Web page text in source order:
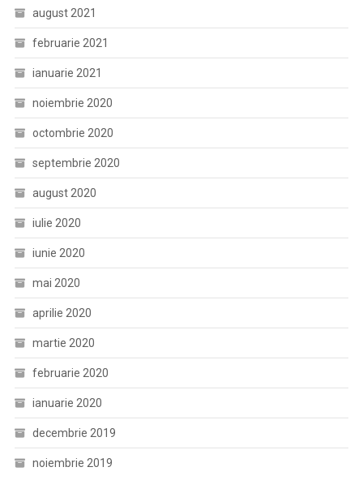
august 2021
februarie 2021
ianuarie 2021
noiembrie 2020
octombrie 2020
septembrie 2020
august 2020
iulie 2020
iunie 2020
mai 2020
aprilie 2020
martie 2020
februarie 2020
ianuarie 2020
decembrie 2019
noiembrie 2019